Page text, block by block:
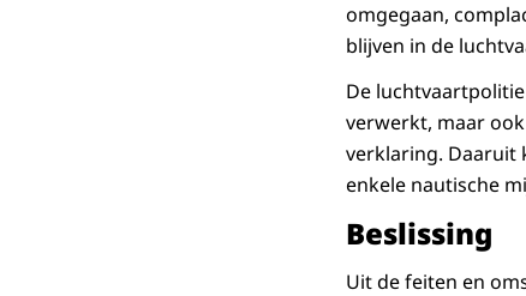
omgegaan,
blijven in de
De
verwerkt, maar
verklaring. Daaruit
enkele nautische
Beslissing
Uit de feiten en